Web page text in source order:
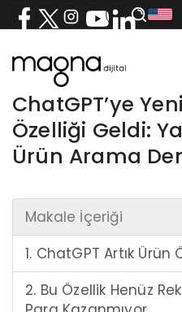
ChatGPT’ye
Özelliği Geldi:
Ürün Arama
Makale İçeriği
1. ChatGPT Artık
2. Bu Özellik Henüz